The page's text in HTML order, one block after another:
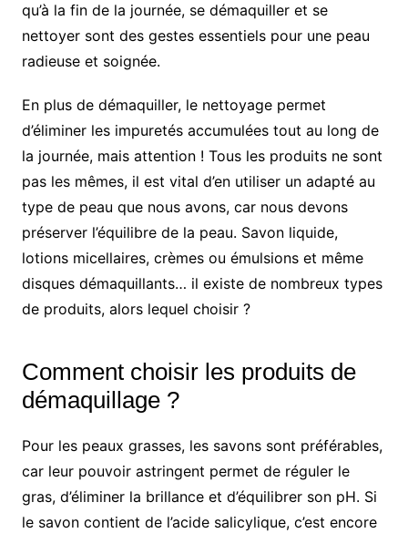
qu’à la fin de la journée, se démaquiller et se
nettoyer sont des gestes essentiels pour une peau
radieuse et soignée.
En plus de démaquiller, le nettoyage permet
d’éliminer les impuretés accumulées tout au long de
la journée, mais attention ! Tous les produits ne sont
pas les mêmes, il est vital d’en utiliser un adapté au
type de peau que nous avons, car nous devons
préserver l’équilibre de la peau. Savon liquide,
lotions micellaires, crèmes ou émulsions et même
disques démaquillants… il existe de nombreux types
de produits, alors lequel choisir ?
Comment choisir les produits de
démaquillage ?
Pour les peaux grasses, les savons sont préférables,
car leur pouvoir astringent permet de réguler le
gras, d’éliminer la brillance et d’équilibrer son pH. Si
le savon contient de l’acide salicylique, c’est encore